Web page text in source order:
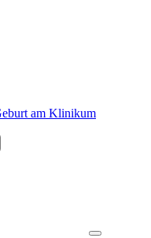
am Klinikum